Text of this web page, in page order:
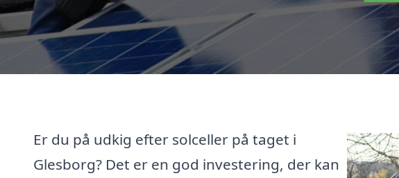
Er du på udkig efter solceller på taget i
Glesborg? Det er en god investering, der kan